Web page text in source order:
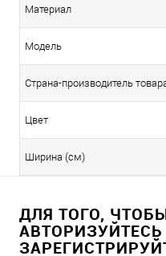
Материал
Модель
Страна-производитель
Цвет
Ширина (см)
ДЛЯ ТОГО,